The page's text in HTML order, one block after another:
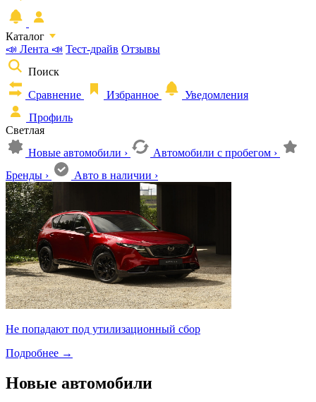
Каталог
📣 Лента 📣 Тест-драйв Отзывы
Поиск
Сравнение
Избранное
Уведомления
Профиль
Светлая
Новые автомобили › Автомобили с пробегом ›
Бренды › Авто в наличии ›
Не попадают под утилизационный сбор
Подробнее →
Новые автомобили